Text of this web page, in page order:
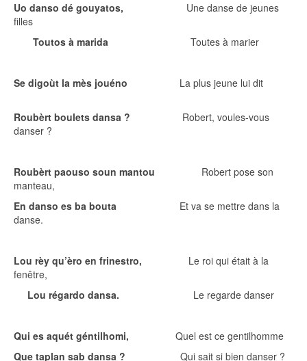
Uo danso dé gouyatos, Une danse de jeunes
filles
Toutos à marida Toutes à marier
Se digoùt la mès jouéno La plus jeune lui dit
Roubèrt boulets dansa ?
Robert, voules-vous
danser ?
Roubèrt paouso soun mantou Robert pose son
manteau,
En danso es ba bouta Et va se mettre dans la
danse.
Lou rèy qu’èro en frinestro, Le roi qui était à la
fenêtre,
Lou régardo dansa. Le regarde danser
Qui es aquét géntilhomi, Quel est ce gentilhomme
Que taplan sab dansa ? Qui sait si bien danser ?